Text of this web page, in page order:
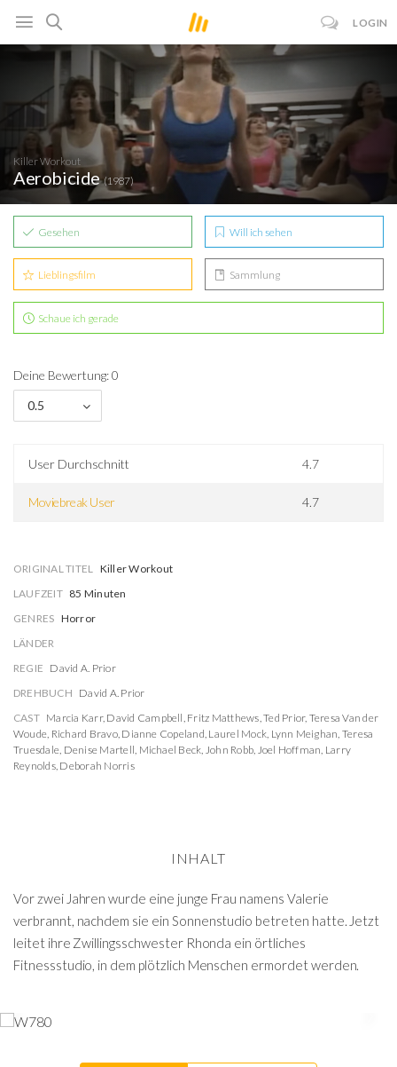
LOGIN
Killer Workout
Aerobicide(1987)
Gesehen Will ich sehen
Lieblingsfilm Sammlung
Schaue ich gerade
Deine Bewertung: 0
0.5
User Durchschnitt 4.7
Moviebreak User 4.7
ORIGINAL TITEL Killer Workout
LAUFZEIT 85 Minuten
GENRES Horror
LÄNDER
REGIE David A. Prior
DREHBUCH David A. Prior
CAST Marcia Karr, David Campbell, Fritz Matthews,Ted Prior, Teresa Van der
Woude, Richard Bravo, Dianne Copeland, Laurel Mock, Lynn Meighan, Teresa
Truesdale, Denise Martell, Michael Beck, John Robb, Joel Hoffman, Larry
Reynolds, Deborah Norris
INHALT
Vor zwei Jahren wurde eine junge Frau namens Valerie
verbrannt, nachdem sie ein Sonnenstudio betreten hatte. Jetzt
leitet ihre Zwillingsschwester Rhonda ein örtliches
Fitnessstudio, in dem plötzlich Menschen ermordet werden.